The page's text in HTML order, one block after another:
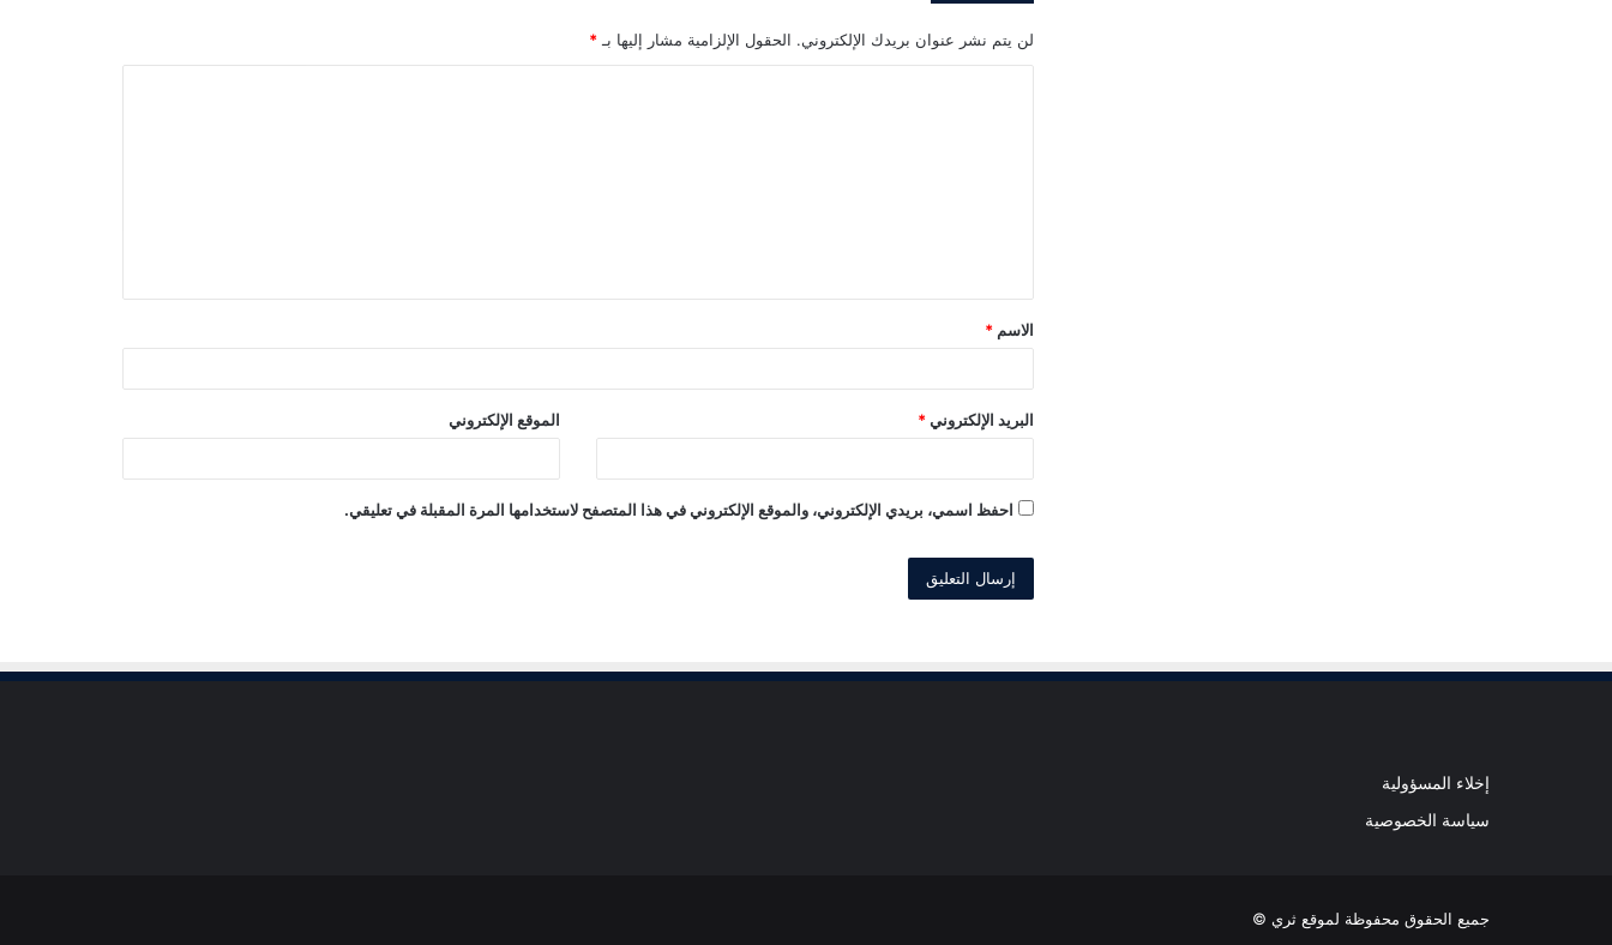
لن يتم نشر عنوان بريدك الإلكتروني. الحقول الإلزامية مشار إليها بـ *
ق
*
الاسم *
البريد الإلكتروني * الموقع الإلكتروني
احفظ اسمي، بريدي الإلكتروني، والموقع الإلكتروني في هذا المتصفح لاستخدامها المرة المقبلة في تعليقي.
إخلاء المسؤولية
سياسة الخصوصية
جميع الحقوق محفوظة لموقع ثري ©